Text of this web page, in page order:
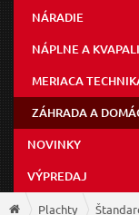
NÁRADIE
NÁPLNE A
MERIACA
ZÁHRADA A
NOVINKY
VÝPREDAJ
Plachty